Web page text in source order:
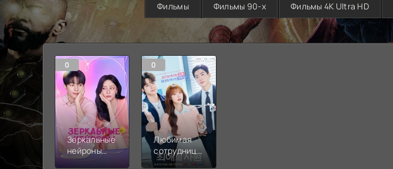
Фильмы Фильмы 90-х Фильмы 4K Ultra HD
0
Зеркальные
нейроны
(2026)
0
Любимая
сотрудница
(2026)